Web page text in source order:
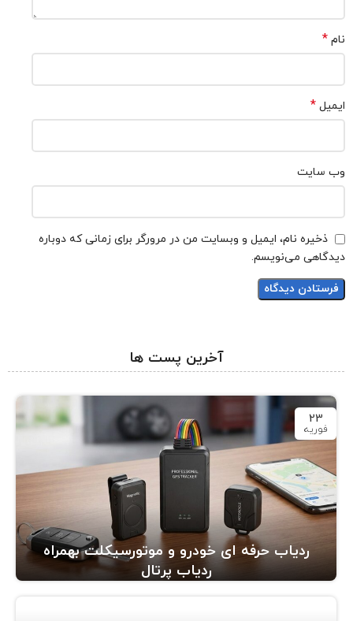
نام *
ایمیل *
وب‌ سایت
ذخیره نام، ایمیل و وبسایت من در مرورگر برای زمانی که دوباره
دیدگاهی می‌نویسم.
آخرین پست ها
23
فوریه
ردیاب حرفه ای خودرو و موتورسیکلت بهمراه
ردیاب پرتال